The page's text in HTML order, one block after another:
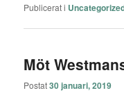
Publicerat i
Möt
Postat30 januari, 2019